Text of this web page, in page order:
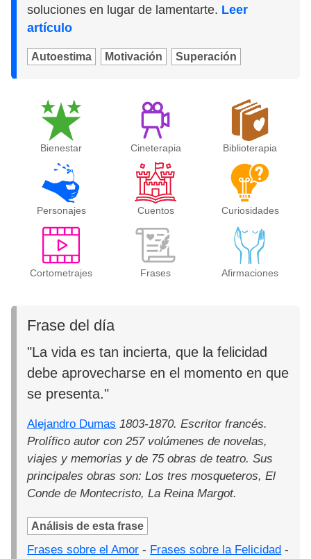
soluciones en lugar de lamentarte. Leer
artículo
Autoestima Motivación Superación
Bienestar Cineterapia Biblioterapia
Personajes Cuentos Curiosidades
Cortometrajes Frases Afirmaciones
Frase del día
"La vida es tan incierta, que la felicidad
debe aprovecharse en el momento en que
se presenta."
Alejandro Dumas 1803-1870. Escritor francés.
Prolífico autor con 257 volúmenes de novelas,
viajes y memorias y de 75 obras de teatro. Sus
principales obras son: Los tres mosqueteros, El
Conde de Montecristo, La Reina Margot.
Análisis de esta frase
Frases sobre el Amor - Frases sobre la Felicidad -